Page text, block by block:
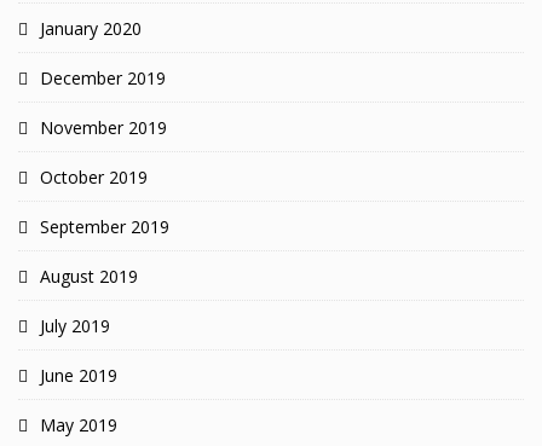
January 2020
December 2019
November 2019
October 2019
September 2019
August 2019
July 2019
June 2019
May 2019